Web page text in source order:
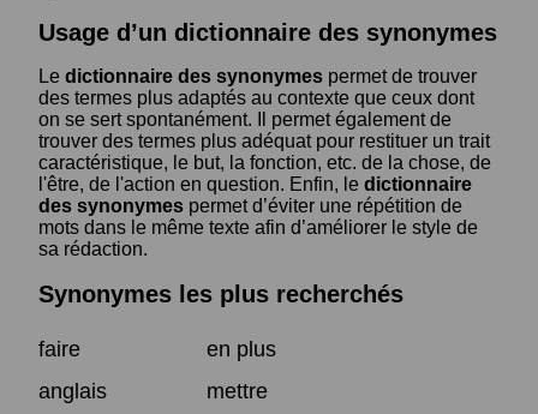
Usage d’un dictionnaire des synonymes
Le dictionnaire des synonymes permet de trouver
des termes plus adaptés au contexte que ceux dont
on se sert spontanément. Il permet également de
trouver des termes plus adéquat pour restituer un trait
caractéristique, le but, la fonction, etc. de la chose, de
l'être, de l'action en question. Enfin, le dictionnaire
des synonymes permet d’éviter une répétition de
mots dans le même texte afin d’améliorer le style de
sa rédaction.
Synonymes les plus recherchés
faire
en plus
anglais
mettre